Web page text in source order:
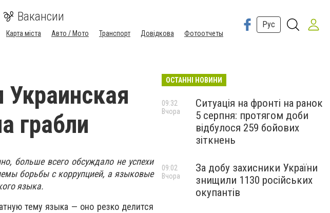
Вакансии
Карта міста Авто / Мото Транспорт Довідкова Фотоотчеты
Рус
грабли
больше всего обсуждало не успехи
борьбы с коррупцией, а языковые
языка.
тему языка — оно резко делится
ОСТАННІ НОВИНИ
Ситуація на фронті на ранок
5 серпня: протягом доби
відбулося 259 бойових
зіткнень
09:32
Вчора
За добу захисники України
знищили 1130 російських
окупантів
09:02
Вчора